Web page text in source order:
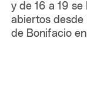
y de 16 a 19
abiertos desde
de Bonifacio